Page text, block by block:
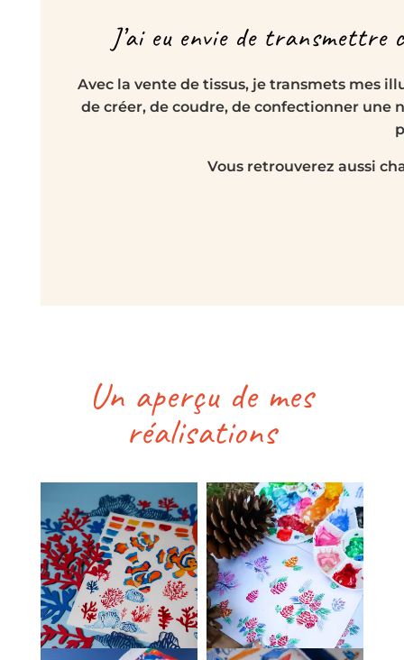
J’ai eu envie de
Avec la vente de tissus, je transmets mes
de créer, de coudre, de confectionner une
Vous retrouverez aussi
Un aperçu de mes
réalisations